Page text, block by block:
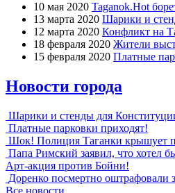
10 мая 2020 Taganok.Hot
13 марта 2020 Шарики и
12 марта 2020 Конфликт на
18 февраля 2020 Жители
15 февраля 2020 Платные
Новости города
Шарики и стенды для
Платные парковки приходят!
Шок! Полиция Таганки крышует
Папа Римский заявил, что хотел
Арт-акция против Бойни!
Доренко посмертно оштрафовали
Все новости